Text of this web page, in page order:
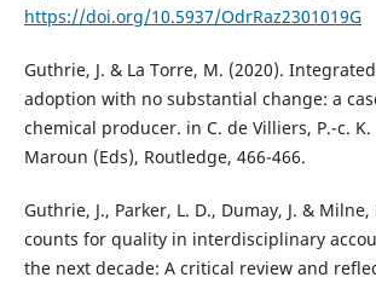
https://doi.org/10.5937/OdrRaz2301019G
Guthrie, J. & La Torre, M. (2020).
adoption with no substantial change: a
chemical producer. in C. de Villiers, P.-c. K.
Maroun (Eds), Routledge, 466-466.
Guthrie, J., Parker, L. D., Dumay, J. & Milne,
counts for quality in interdisciplinary
the next decade: A critical review and